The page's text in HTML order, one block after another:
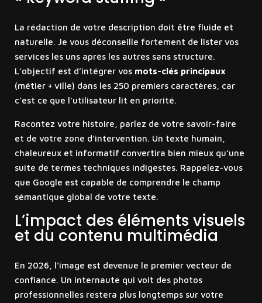
La rédaction de votre description doit être fluide et
naturelle. Je vous déconseille fortement de lister vos
services les uns après les autres sans structure.
L’objectif est d’intégrer vos mots-clés principaux
(métier + ville) dans les 250 premiers caractères, car
c’est ce que l’utilisateur lit en priorité.
Racontez votre histoire, parlez de votre savoir-faire
et de votre zone d’intervention. Un texte humain,
chaleureux et informatif convertira bien mieux qu’une
suite de termes techniques indigestes. Rappelez-vous
que Google est capable de comprendre le champ
sémantique global de votre texte.
L’impact des éléments visuels
et du contenu multimédia
En 2026, l’image est devenue le premier vecteur de
confiance. Un internaute qui voit des photos
professionnelles restera plus longtemps sur votre